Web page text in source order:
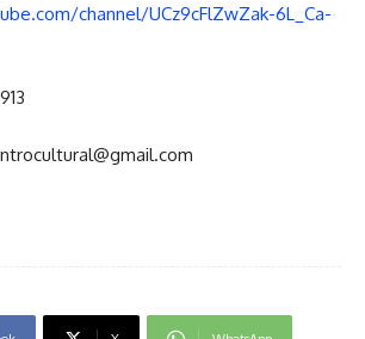
channel/UCz9cFlZwZak-6L_Ca-